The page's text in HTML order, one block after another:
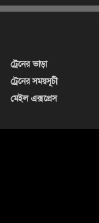
ট্রেনের ভাড়া
ট্রেনের সময়সূচী
মেইল এক্সপ্রেস